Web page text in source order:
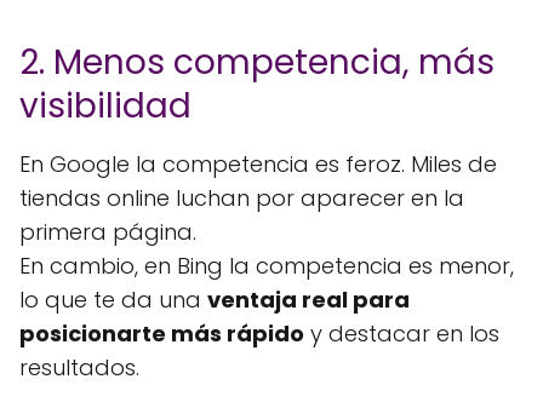
2. Menos competencia, más
visibilidad
En Google la competencia es feroz. Miles de
tiendas online luchan por aparecer en la
primera página.
En cambio, en Bing la competencia es menor,
lo que te da una ventaja real para
posicionarte más rápido y destacar en los
resultados.